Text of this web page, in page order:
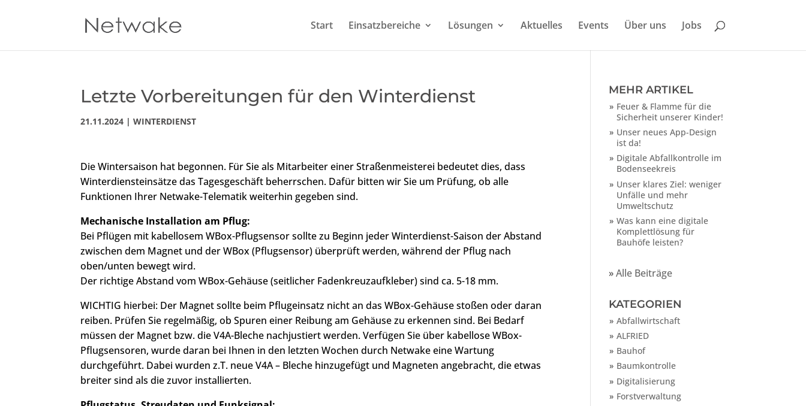
Start Einsatzbereiche Lösungen Aktuelles Events Über uns Jobs
Letzte Vorbereitungen für den Winterdienst
21.11.2024 |WINTERDIENST
Die Wintersaison hat begonnen. Für Sie als Mitarbeiter einer Straßenmeisterei bedeutet dies, dass
Winterdiensteinsätze das Tagesgeschäft beherrschen. Dafür bitten wir Sie um Prüfung, ob alle
Funktionen Ihrer Netwake-Telematik weiterhin gegeben sind.
Mechanische Installation am Pflug:
Bei Pflügen mit kabellosem WBox-Pflugsensor sollte zu Beginn jeder Winterdienst-Saison der Abstand
zwischen dem Magnet und der WBox (Pflugsensor) überprüft werden, während der Pflug nach
oben/unten bewegt wird.
Der richtige Abstand vom WBox-Gehäuse (seitlicher Fadenkreuzaufkleber) sind ca. 5-18 mm.
WICHTIG hierbei: Der Magnet sollte beim Pflugeinsatz nicht an das WBox-Gehäuse stoßen oder daran
reiben. Prüfen Sie regelmäßig, ob Spuren einer Reibung am Gehäuse zu erkennen sind. Bei Bedarf
müssen der Magnet bzw. die V4A-Bleche nachjustiert werden. Verfügen Sie über kabellose WBox-
Pflugsensoren, wurde daran bei Ihnen in den letzten Wochen durch Netwake eine Wartung
durchgeführt. Dabei wurden z.T. neue V4A – Bleche hinzugefügt und Magneten angebracht, die etwas
breiter sind als die zuvor installierten.
MEHR ARTIKEL
Feuer & Flamme für die
Sicherheit unserer Kinder!
Unser neues App-Design
ist da!
Digitale Abfallkontrolle im
Bodenseekreis
Unser klares Ziel: weniger
Unfälle und mehr
Umweltschutz
Was kann eine digitale
Komplettlösung für
Bauhöfe leisten?
»Alle Beiträge
KATEGORIEN
Abfallwirtschaft
ALFRIED
Bauhof
Baumkontrolle
Digitalisierung
Forstverwaltung